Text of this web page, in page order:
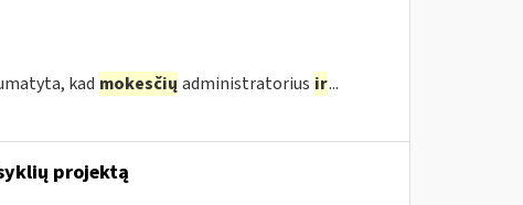
kad mokesčių administratorius ir...
projektą